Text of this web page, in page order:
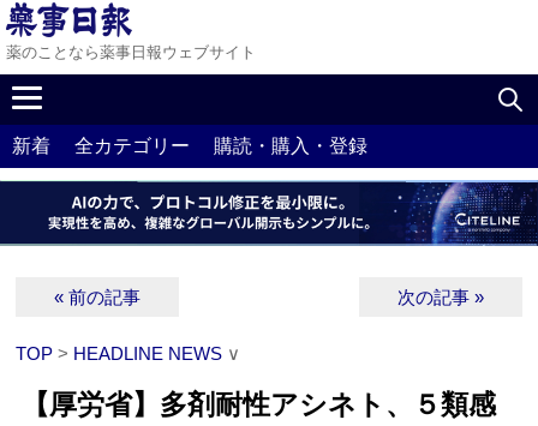
薬のことなら薬事日報ウェブサイト
新着 全カテゴリー 購読・購入・登録
« 前の記事 次の記事 »
TOP > HEADLINE NEWS ∨
【厚労省】多剤耐性アシネト、５類感